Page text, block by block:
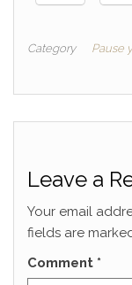
Category Pause
Leave a
Your email
fields are
Comment *